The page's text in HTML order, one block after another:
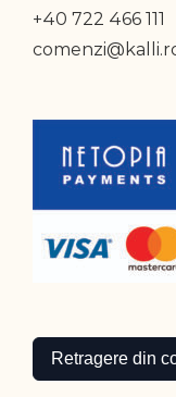
+40 722 466 111
Retragere din